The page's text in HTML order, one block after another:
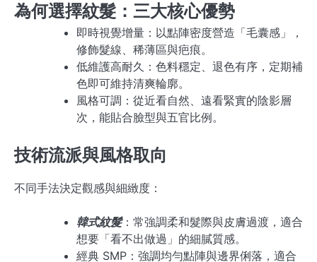
為何選擇紋髮：三大核心優勢
即時視覺增量：以點陣密度營造「毛囊感」，
修飾髮線、稀薄區與疤痕。
低維護高耐久：色料穩定、退色有序，定期補
色即可維持清爽輪廓。
風格可調：從近看自然、遠看緊實的陰影層
次，能貼合臉型與五官比例。
技術流派與風格取向
不同手法決定觀感與細緻度：
韓式紋髮：常強調柔和髮際與皮膚過渡，適合
想要「看不出做過」的細膩質感。
經典 SMP：強調均勻點陣與邊界俐落，適合